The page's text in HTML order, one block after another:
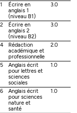
Écrire en
anglais 1
(niveau B1)
3.0
Écrire en
anglais 2
(niveau B2)
3.0
Rédaction
académique et
professionnelle
2.0
Anglais écrit
pour lettres et
sciences
sociales
1.0
Anglais écrit
pour sciences
nature et
santé
1.0